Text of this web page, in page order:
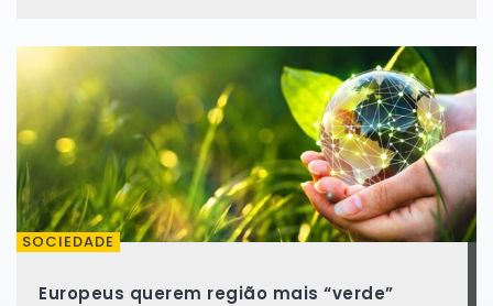
SOCIEDADE
Europeus querem região mais “verde”